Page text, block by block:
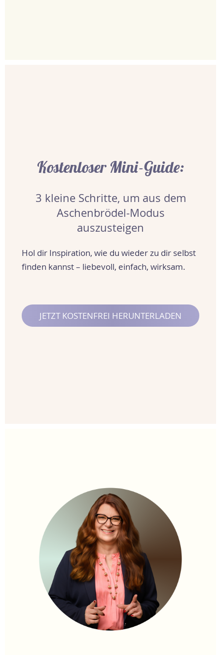
Kostenloser Mini-Guide:
3 kleine Schritte, um aus dem
Aschenbrödel-Modus
auszusteigen
Hol dir Inspiration, wie du wieder zu dir selbst
finden kannst – liebevoll, einfach, wirksam.
JETZT KOSTENFREI HERUNTERLADEN